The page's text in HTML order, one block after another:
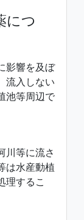
につ
影響を及ぼ
流入しない
池等周辺で
川等に流さ
は水産動植
理するこ